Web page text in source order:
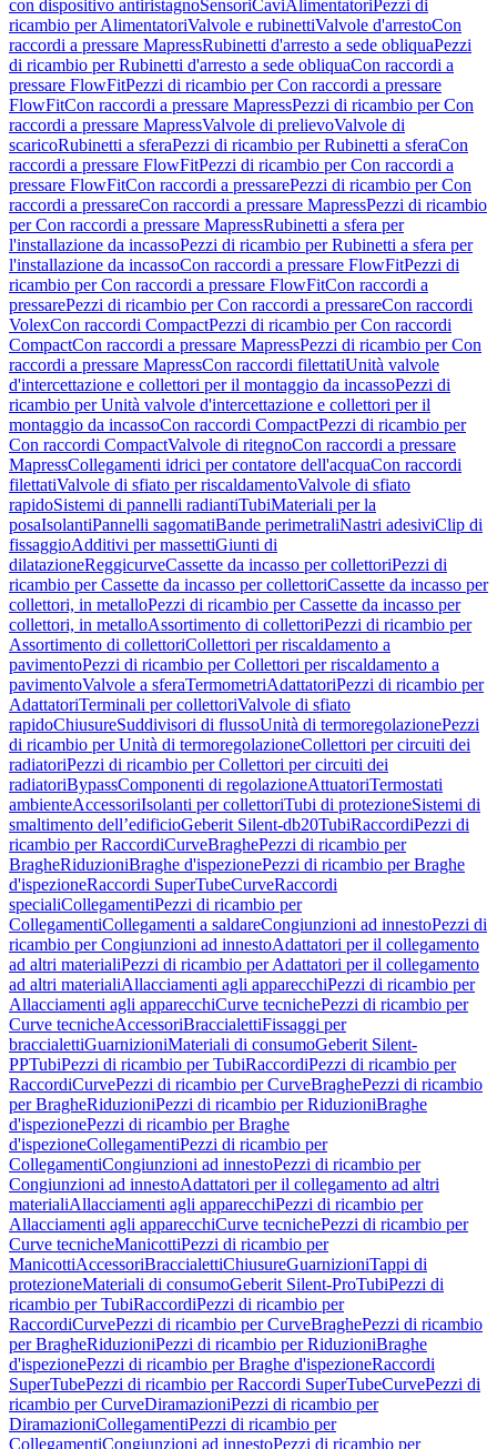
con dispositivo antiristagnoSensoriCaviAlimentatori Pezzi di
ricambio per AlimentatoriValvole e rubinettiValvole d'arrestoCon
raccordi a pressare MapressRubinetti d'arresto a sede obliquaPezzi
di ricambio per Rubinetti d'arresto a sede obliquaCon raccordi a
pressare FlowFitPezzi di ricambio per Con raccordi a pressare
FlowFitCon raccordi a pressare MapressPezzi di ricambio per Con
raccordi a pressare MapressValvole di prelievoValvole di
scaricoRubinetti a sferaPezzi di ricambio per Rubinetti a sferaCon
raccordi a pressare FlowFitPezzi di ricambio per Con raccordi a
pressare FlowFitCon raccordi a pressarePezzi di ricambio per Con
raccordi a pressareCon raccordi a pressare MapressPezzi di ricambio
per Con raccordi a pressare MapressRubinetti a sfera per
l'installazione da incassoPezzi di ricambio per Rubinetti a sfera per
l'installazione da incassoCon raccordi a pressare FlowFitPezzi di
ricambio per Con raccordi a pressare FlowFitCon raccordi a
pressarePezzi di ricambio per Con raccordi a pressareCon raccordi
VolexCon raccordi CompactPezzi di ricambio per Con raccordi
CompactCon raccordi a pressare MapressPezzi di ricambio per Con
raccordi a pressare MapressCon raccordi filettatiUnità valvole
d'intercettazione e collettori per il montaggio da incassoPezzi di
ricambio per Unità valvole d'intercettazione e collettori per il
montaggio da incassoCon raccordi CompactPezzi di ricambio per
Con raccordi CompactValvole di ritegnoCon raccordi a pressare
MapressCollegamenti idrici per contatore dell'acquaCon raccordi
filettatiValvole di sfiato per riscaldamentoValvole di sfiato
rapidoSistemi di pannelli radiantiTubiMateriali per la
posaIsolantiPannelli sagomatiBande perimetraliNastri adesiviClip di
fissaggioAdditivi per massettiGiunti di
dilatazioneReggicurveCassette da incasso per collettoriPezzi di
ricambio per Cassette da incasso per collettoriCassette da incasso per
collettori, in metalloPezzi di ricambio per Cassette da incasso per
collettori, in metalloAssortimento di collettoriPezzi di ricambio per
Assortimento di collettoriCollettori per riscaldamento a
pavimentoPezzi di ricambio per Collettori per riscaldamento a
pavimentoValvole a sferaTermometriAdattatoriPezzi di ricambio per
AdattatoriTerminali per collettoriValvole di sfiato
rapidoChiusureSuddivisori di flussoUnità di termoregolazionePezzi
di ricambio per Unità di termoregolazioneCollettori per circuiti dei
radiatoriPezzi di ricambio per Collettori per circuiti dei
radiatoriBypassComponenti di regolazioneAttuatoriTermostati
ambienteAccessoriIsolanti per collettoriTubi di protezioneSistemi di
smaltimento dell’edificioGeberit Silent-db20TubiRaccordiPezzi di
ricambio per RaccordiCurveBraghePezzi di ricambio per
BragheRiduzioniBraghe d'ispezionePezzi di ricambio per Braghe
d'ispezioneRaccordi SuperTubeCurveRaccordi
specialiCollegamentiPezzi di ricambio per
CollegamentiCollegamenti a saldareCongiunzioni ad innestoPezzi di
ricambio per Congiunzioni ad innestoAdattatori per il collegamento
ad altri materialiPezzi di ricambio per Adattatori per il collegamento
ad altri materialiAllacciamenti agli apparecchiPezzi di ricambio per
Allacciamenti agli apparecchiCurve tecnichePezzi di ricambio per
Curve tecnicheAccessoriBraccialettiFissaggi per
braccialettiGuarnizioniMateriali di consumoGeberit Silent-
PPTubiPezzi di ricambio per TubiRaccordiPezzi di ricambio per
RaccordiCurvePezzi di ricambio per CurveBraghePezzi di ricambio
per BragheRiduzioniPezzi di ricambio per RiduzioniBraghe
d'ispezionePezzi di ricambio per Braghe
d'ispezioneCollegamentiPezzi di ricambio per
CollegamentiCongiunzioni ad innestoPezzi di ricambio per
Congiunzioni ad innestoAdattatori per il collegamento ad altri
materialiAllacciamenti agli apparecchiPezzi di ricambio per
Allacciamenti agli apparecchiCurve tecnichePezzi di ricambio per
Curve tecnicheManicottiPezzi di ricambio per
ManicottiAccessoriBraccialettiChiusureGuarnizioniTappi di
protezioneMateriali di consumoGeberit Silent-ProTubiPezzi di
ricambio per TubiRaccordiPezzi di ricambio per
RaccordiCurvePezzi di ricambio per CurveBraghePezzi di ricambio
per BragheRiduzioniPezzi di ricambio per RiduzioniBraghe
d'ispezionePezzi di ricambio per Braghe d'ispezioneRaccordi
SuperTubePezzi di ricambio per Raccordi SuperTubeCurvePezzi di
ricambio per CurveDiramazioniPezzi di ricambio per
DiramazioniCollegamentiPezzi di ricambio per
CollegamentiCongiunzioni ad innestoPezzi di ricambio per